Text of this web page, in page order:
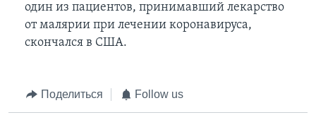
один из пациентов, принимавший лекарство
от малярии при лечении коронавируса,
скончался в США.
Поделиться Follow us